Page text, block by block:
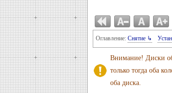
Оглавление: Cнятие ↳
Внимание! Диски
только тогда оба
оба диска.